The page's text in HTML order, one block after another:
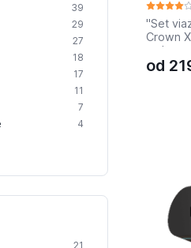
39
29
27
18
17
11
7
4
21
"Set
Crown
na
jazdu
od